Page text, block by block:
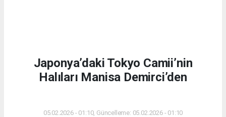
Japonya’daki Tokyo Camii’nin
Halıları Manisa Demirci’den
05.02.2026 - 01:10, Güncelleme: 05.02.2026 - 01:10